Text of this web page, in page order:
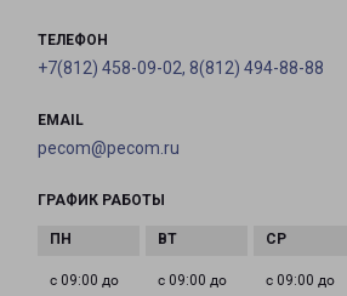
ТЕЛЕФОН
+7(812) 458-09-02, 8(812) 494-88-88
EMAIL
pecom@pecom.ru
ГРАФИК РАБОТЫ
с 09:00 до
с 09:00 до
с 09:00 до